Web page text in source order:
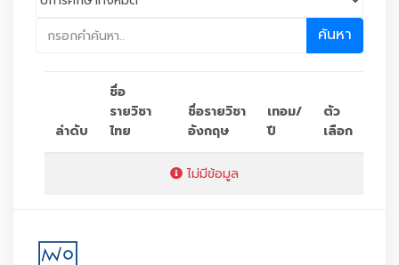
ค้นหา
ลำดับ
ชื่อ
รายวิชา
ไทย
ชื่อรายวิชา
อังกฤษ
เทอม/
ปี
ตัว
เลือก
ไม่มีข้อมูล